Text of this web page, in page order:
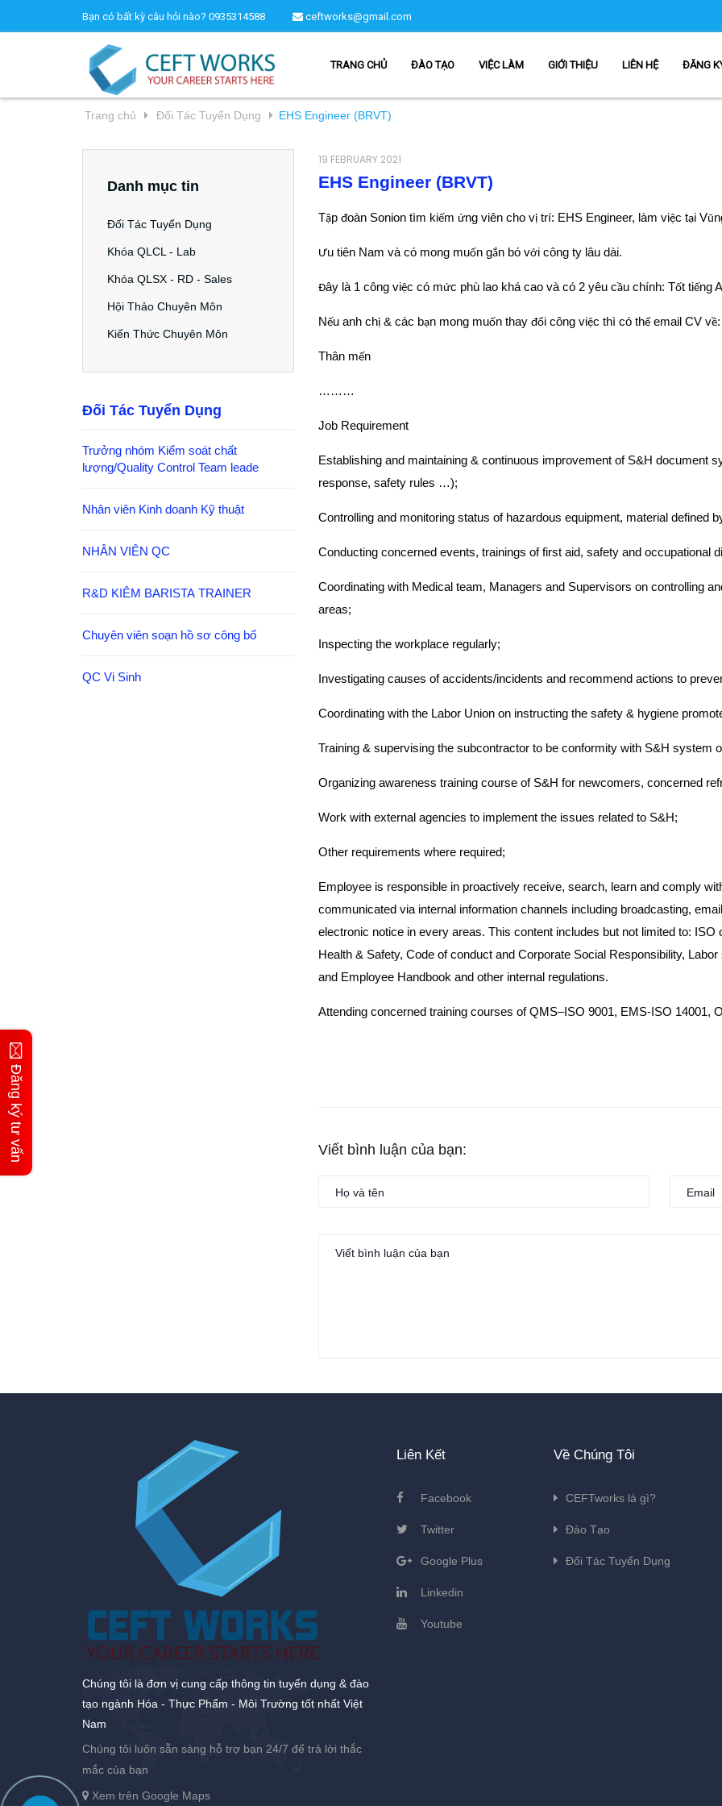
Bạn có bất kỳ câu hỏi nào? 0935314588 ceftworks@gmail.com
TRANG CHỦ ĐÀO TẠO VIỆC LÀM GIỚI THIỆU LIÊN HỆ ĐĂNG
Trang chủ Đối Tác Tuyển Dụng EHS Engineer (BRVT)
19 FEBRUARY 2021
EHS Engineer (BRVT)
Tập đoàn Sonion tìm kiếm ứng viên cho vịtrí: EHS Engineer, làm việc tại Vũ
Ưu tiên Nam và có mong muốn gắn bó với công ty lâu dài.
Đây là 1 công việc có mức phù lao khá cao và có 2 yêu cầu chính: Tốt tiếng
Nếu anh chị& các bạn mong muốn thay đổi công việc thì có thểemail CV về
Thân mến
………
Job Requirement
Establishing and maintaining & continuous improvement of S&H document
response, safety rules …);
Controlling and monitoring status of hazardous equipment, material defined
Conducting concerned events, trainings of first aid, safety and occupational
Coordinating with Medical team, Managers and Supervisors on controlling
areas;
Inspecting the workplace regularly;
Investigating causes of accidents/incidents and recommend actions to
Coordinating with the Labor Union on instructing the safety & hygiene
Training & supervising the subcontractor to be conformity with S&H system
Organizing awareness training course of S&H for newcomers, concerned
Work with external agencies to implement the issues related to S&H;
Other requirements where required;
Employee is responsible in proactively receive, search, learn and comply
communicated via internal information channels including broadcasting,
electronic notice in every areas. This content includes but not limited to:
Health & Safety, Code of conduct and Corporate Social Responsibility,
and Employee Handbook and other internal regulations.
Attending concerned training courses of QMS–ISO 9001, EMS-ISO 14001,
Viết bình luận của bạn:
Danh mục tin
Đối Tác Tuyển Dụng
Khóa QLCL - Lab
Khóa QLSX - RD - Sales
Hội Thảo Chuyên Môn
Kiến Thức Chuyên Môn
Đối Tác Tuyển Dụng
Trưởng nhóm Kiểm soát chất
lượng/Quality Control Team leade
Nhân viên Kinh doanh Kỹ thuật
NHÂN VIÊN QC
R&D KIÊM BARISTA TRAINER
Chuyên viên soạn hồ sơ công bố
QC Vi Sinh
Chúng tôi là đơn vị cung cấp thông tin tuyển dụng & đào
tạo ngành Hóa - Thực Phẩm - Môi Trường tốt nhất Việt
Nam
Chúng tôi luôn sẵn sàng hỗ trợ bạn 24/7 để trả lời thắc
mắc của bạn
Xem trên Google Maps
Liên Kết
Facebook
Twitter
Google Plus
Linkedin
Youtube
Về Chúng Tôi
CEFTworks là gì?
Đào Tạo
Đối Tác Tuyển Dụng
Đăng ký tư vấn